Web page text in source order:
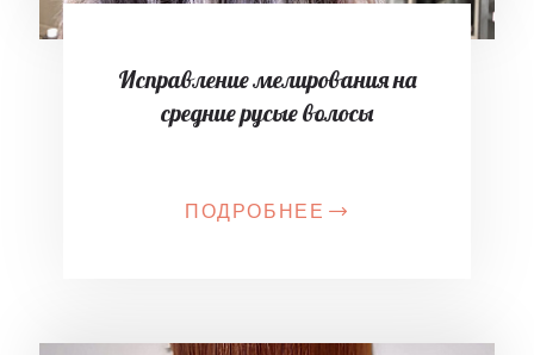
Исправление мелирования на
средние русые волосы
ПОДРОБНЕЕ